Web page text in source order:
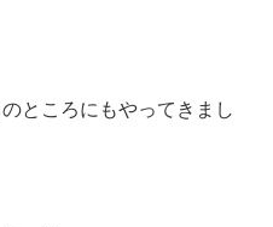
ところにもやってきまし